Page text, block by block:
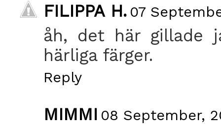
FILIPPA H. 07
åh, det här gillade
härliga färger.
Reply
MIMMI 08 September,